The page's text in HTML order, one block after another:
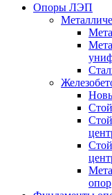
Опоры ЛЭП
опор